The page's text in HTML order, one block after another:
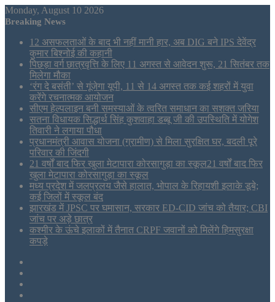
Monday, August 10 2026
Breaking News
12 असफलताओं के बाद भी नहीं मानी हार, अब DIG बने IPS देवेंद्र
कुमार बिश्नोई की कहानी
पिछड़ा वर्ग छात्रवृत्ति के लिए 11 अगस्त से आवेदन शुरू, 21 सितंबर तक
मिलेगा मौका
‘रंग दे बसंती’ से गूंजेगा यूपी, 11 से 14 अगस्त तक कई शहरों में युवा
करेंगे रचनात्मक आयोजन
सीएम हेल्पलाइन बनी समस्याओं के त्वरित समाधान का सशक्त जरिया
सतना विधायक सिद्धार्थ सिंह कुशवाहा डब्बू जी की उपस्थिति में योगेश
तिवारी ने लगाया पौधा
प्रधानमंत्री आवास योजना (ग्रामीण) से मिला सुरक्षित घर, बदली पूरे
परिवार की जिंदगी
21 वर्षों बाद फिर खुला मेटापारा कोरसागुड़ा का स्कूल21 वर्षों बाद फिर
खुला मेटापारा कोरसागुड़ा का स्कूल
मध्य प्रदेश में जलप्रलय जैसे हालात, भोपाल के रिहायशी इलाके डूबे;
कई जिलों में स्कूल बंद
झारखंड में JPSC पर घमासान, सरकार ED-CID जांच को तैयार; CBI
जांच पर अड़े छात्र
कश्मीर के ऊंचे इलाकों में तैनात CRPF जवानों को मिलेंगे हिमसुरक्षा
कपड़े